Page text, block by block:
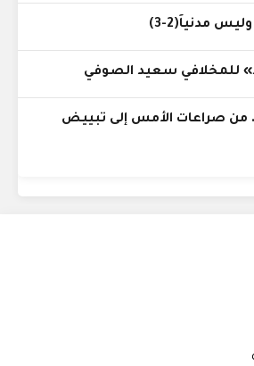
مدنياً(2-3)
للمخلافي سعيد الصوفي
من صراعات الأمس إلى تبييض